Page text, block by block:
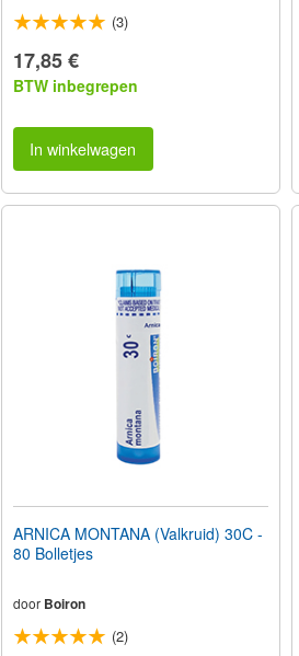
(3)
17,85 €
BTW inbegrepen
In winkelwagen
ARNICA MONTANA (Valkruid) 30C -
80 Bolletjes
door Boiron
(2)